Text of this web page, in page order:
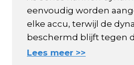
eenvoudig worden
elke accu, terwijl de
beschermd blijft tegen
Lees meer >>